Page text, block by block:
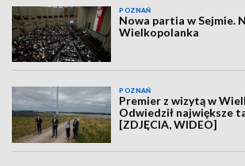
POZNAŃ
Nowa partia w Sejmie.
Wielkopolanka
POZNAŃ
Premier z wizytą w
Odwiedził największe
[ZDJĘCIA, WIDEO]